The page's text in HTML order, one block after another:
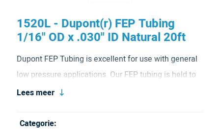
1520L - Dupont(r) FEP Tubing
1/16" OD x .030" ID Natural 20ft
Dupont FEP Tubing is excellent for use with general
low pressure applications. Our FEP tubing is held to
extremely tight tolerances and has a lower gas
options that are translucent, making it easy to
Lees meer
Categorie: